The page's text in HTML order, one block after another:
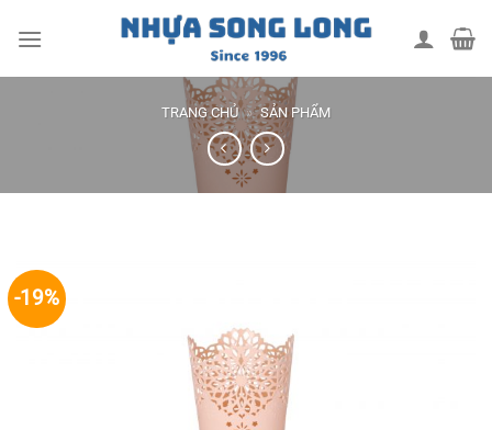
TRANG CHỦ » SẢN PHẨM
-19%